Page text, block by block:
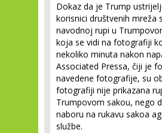
Dokaz da je Trump
korisnici društvenih mreža
navodnoj rupi u
koja se vidi na fotografiji
nekoliko minuta nakon
Associated Pressa, čiji je
navedene fotografije, su
fotografiji nije prikazana
Trumpovom sakou, nego
naboru na rukavu sakoa
službe.